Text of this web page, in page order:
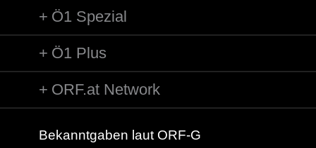
Ö1 Spezial
Ö1 Plus
ORF.at Network
Bekanntgaben laut ORF-G